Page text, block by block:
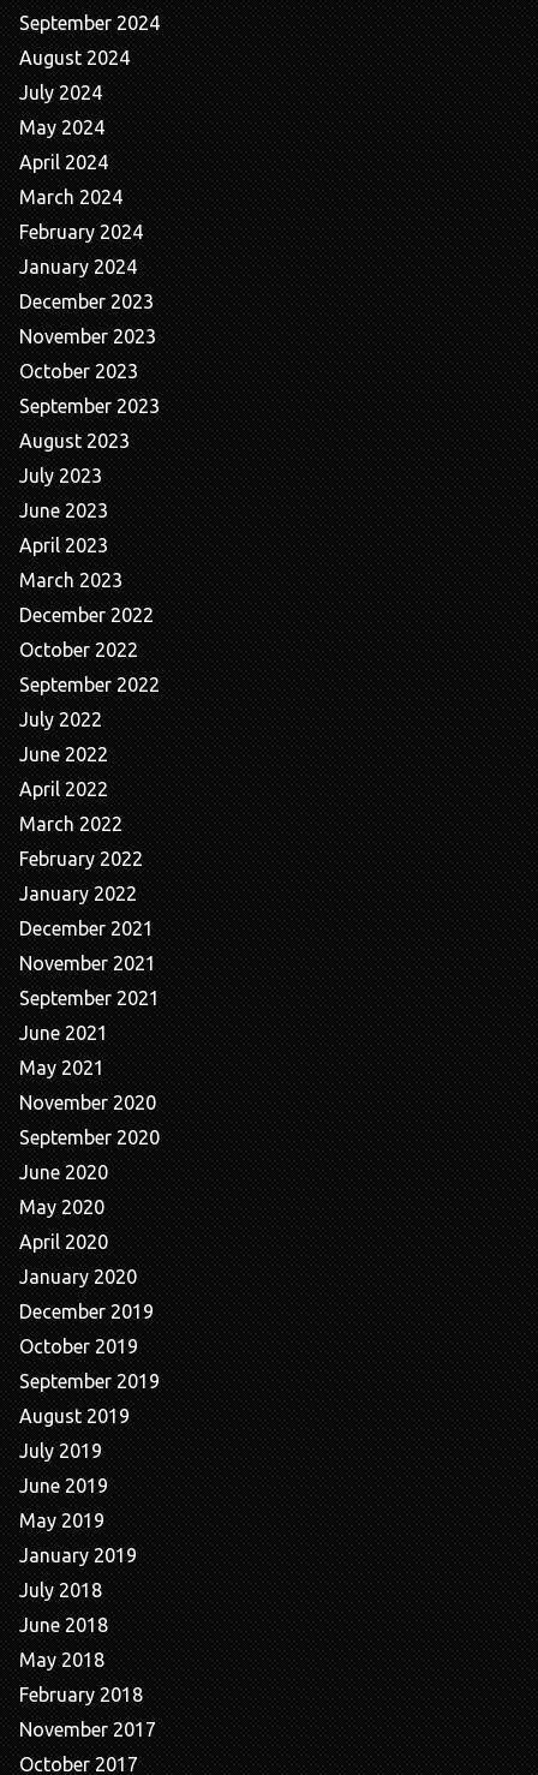
September 2024
August 2024
July 2024
May 2024
April 2024
March 2024
February 2024
January 2024
December 2023
November 2023
October 2023
September 2023
August 2023
July 2023
June 2023
April 2023
March 2023
December 2022
October 2022
September 2022
July 2022
June 2022
April 2022
March 2022
February 2022
January 2022
December 2021
November 2021
September 2021
June 2021
May 2021
November 2020
September 2020
June 2020
May 2020
April 2020
January 2020
December 2019
October 2019
September 2019
August 2019
July 2019
June 2019
May 2019
January 2019
July 2018
June 2018
May 2018
February 2018
November 2017
October 2017